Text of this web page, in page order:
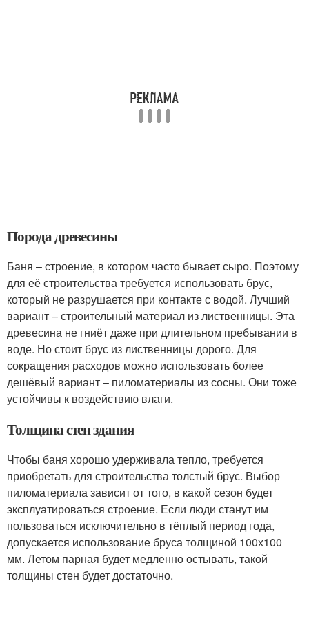
Порода древесины
Баня – строение, в котором часто бывает сыро. Поэтому
для её строительства требуется использовать брус,
который не разрушается при контакте с водой. Лучший
вариант – строительный материал из лиственницы. Эта
древесина не гниёт даже при длительном пребывании в
воде. Но стоит брус из лиственницы дорого. Для
сокращения расходов можно использовать более
дешёвый вариант – пиломатериалы из сосны. Они тоже
устойчивы к воздействию влаги.
Толщина стен здания
Чтобы баня хорошо удерживала тепло, требуется
приобретать для строительства толстый брус. Выбор
пиломатериала зависит от того, в какой сезон будет
эксплуатироваться строение. Если люди станут им
пользоваться исключительно в тёплый период года,
допускается использование бруса толщиной 100х100
мм. Летом парная будет медленно остывать, такой
толщины стен будет достаточно.